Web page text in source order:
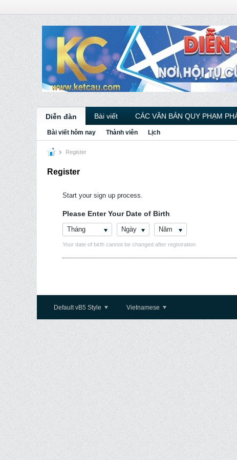
Diễn đàn Bài viết CÁC VĂN BẢN QUY PHẠM
Bài viết hôm nay Thành viên Lịch
Register
Register
Start your sign up process.
Please Enter Your Date of Birth
Tháng Ngày Năm
Your date of birth cannot be changed after registration.
Default vB5 Style Vietnamese